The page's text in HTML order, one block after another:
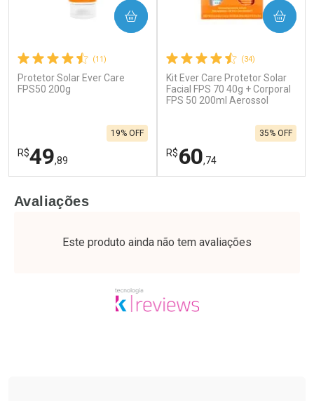
(11)
Protetor Solar Ever Care
FPS50 200g
R$49,89
19% OFF
COMPRAR
Laboratório
Por Menos
(34)
Kit Ever Care Protetor Solar
Facial FPS 70 40g + Corporal
FPS 50 200ml Aerossol
R$60,74
35% OFF
COMPRAR
Laboratório
Por Menos
Avaliações
Este produto ainda não tem avaliações